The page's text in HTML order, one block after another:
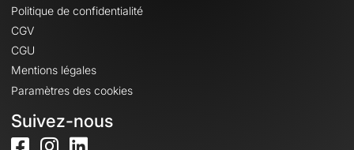
Politique de confidentialité
CGV
CGU
Mentions légales
Paramètres des cookies
Suivez-nous